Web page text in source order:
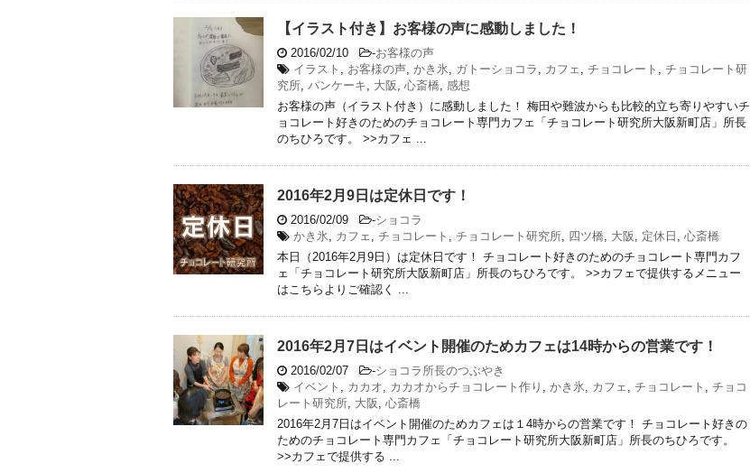
【イラスト付き】お客様の声に感動しました！
2016/02/10 -お客様の声
イラスト
お客様の声 かき氷 ガトーショコラ カフェ チョコレート
チョコレート研
究所 パンケーキ 大阪 心斎橋 感想
お客様の声（イラスト付き）に感動しました！ 梅田や難波からも比較的立ち寄りやすいチ
ョコレート好きのためのチョコレート専門カフェ「チョコレート研究所大阪新町店」所長
のちひろです。 >>カフェ ...
2016年2月9日は定休日です！
2016/02/09 -ショコラ
かき氷
カフェ チョコレート チョコレート研究所 四ツ橋 大阪 定休日
心斎橋
本日（2016年2月9日）は定休日です！ チョコレート好きのためのチョコレート専門カフ
ェ「チョコレート研究所大阪新町店」所長のちひろです。 >>カフェで提供するメニュー
はこちらよりご確認く ...
2016年2月7日はイベント開催のためカフェは14時からの営業です！
2016/02/07 -ショコラ所長のつぶやき
イベント
カカオ カカオからチョコレート作り かき氷 カフェ チョコレート
チョコ
レート研究所 大阪
心斎橋
2016年2月7日はイベント開催のためカフェは１4時からの営業です！ チョコレート好きの
ためのチョコレート専門カフェ「チョコレート研究所大阪新町店」所長のちひろです。
>>カフェで提供する ...